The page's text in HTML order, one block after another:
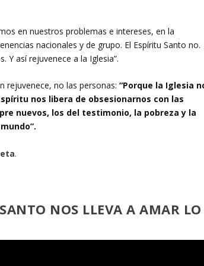
en nuestros problemas e intereses, en la
nacionales y de grupo. El Espíritu Santo no.
así rejuvenece a la Iglesia”.
rejuvenece, no las personas:“Porque la Iglesia
nos libera de obsesionarnos con las
nuevos, los del testimonio, la pobreza y la
.
NOS LLEVA A AMAR LO